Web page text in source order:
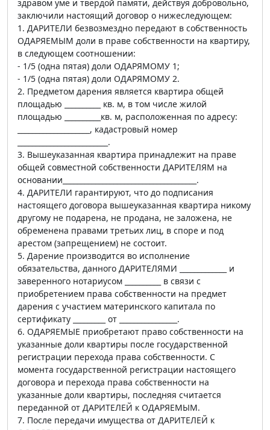
здравом уме и твердой памяти, действуя добровольно,
заключили настоящий договор о нижеследующем:
1. ДАРИТЕЛИ безвозмездно передают в собственность
ОДАРЯЕМЫМ доли в праве собственности на квартиру,
в следующем соотношении:
- 1/5 (одна пятая) доли ОДАРЯМОМУ 1;
- 1/5 (одна пятая) доли ОДАРЯМОМУ 2.
2. Предметом дарения является квартира общей
площадью __________ кв. м, в том числе жилой
площадью __________кв. м, расположенная по адресу:
____________________, кадастровый номер
_________________________.
3. Вышеуказанная квартира принадлежит на праве
общей совместной собственности ДАРИТЕЛЯМ на
основании_____________________________________.
4. ДАРИТЕЛИ гарантируют, что до подписания
настоящего договора вышеуказанная квартира никому
другому не подарена, не продана, не заложена, не
обременена правами третьих лиц, в споре и под
арестом (запрещением) не состоит.
5. Дарение производится во исполнение
обязательства, данного ДАРИТЕЛЯМИ _____________ и
заверенного нотариусом __________ в связи с
приобретением права собственности на предмет
дарения с участием материнского капитала по
сертификату _________ от ________________.
6. ОДАРЯЕМЫЕ приобретают право собственности на
указанные доли квартиры после государственной
регистрации перехода права собственности. С
момента государственной регистрации настоящего
договора и перехода права собственности на
указанные доли квартиры, последняя считается
переданной от ДАРИТЕЛЕЙ к ОДАРЯЕМЫМ.
7. После передачи имущества от ДАРИТЕЛЕЙ к